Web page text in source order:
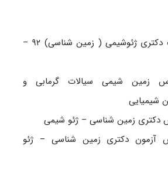
دانلود سوالات دکتری ژئوشیمی ( زمین شناسی) ۹۲ –
زمین شیمی سیالات گرمابی و
شیمیایی
دکتری زمین شناسی – ژئو شیمی
آزمون دکتری زمین شناسی – ژئو